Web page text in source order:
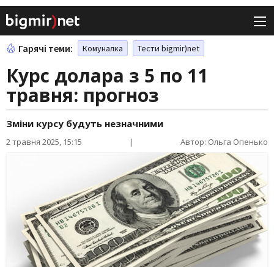
Гарячі теми: Комуналка Тести bigmir)net
Курс долара з 5 по 11
травня: прогноз
Зміни курсу будуть незначними
2 травня 2025, 15:15 | Автор: Ольга Опенько